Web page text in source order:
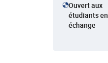
Ouvert aux
étudiants en
échange